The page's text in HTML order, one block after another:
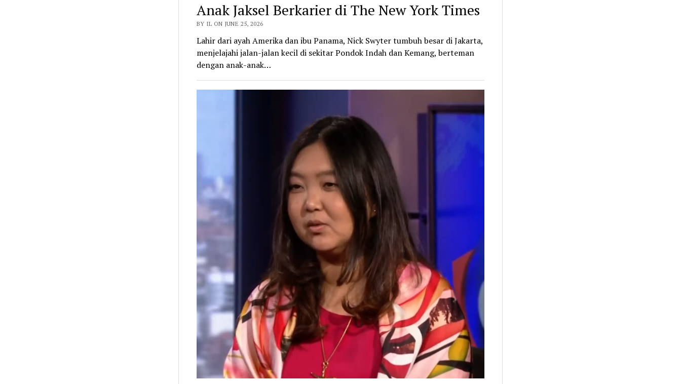
Anak Jaksel Berkarier di The New York Times
BY IL ON JUNE 25, 2026
Lahir dari ayah Amerika dan ibu Panama, Nick Swyter tumbuh besar di Jakarta,
menjelajahi jalan-jalan kecil di sekitar Pondok Indah dan Kemang, berteman
dengan anak-anak…